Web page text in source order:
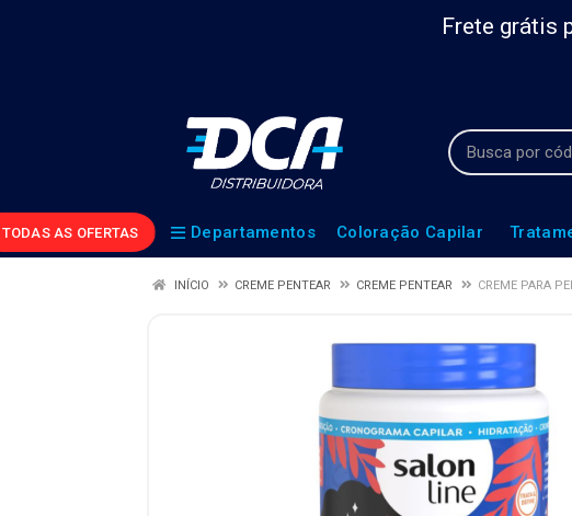
Frete grátis
TODAS AS OFERTAS Departamentos Coloração Capilar
INÍCIO CREME PENTEAR CREME PENTEAR CREME PARA